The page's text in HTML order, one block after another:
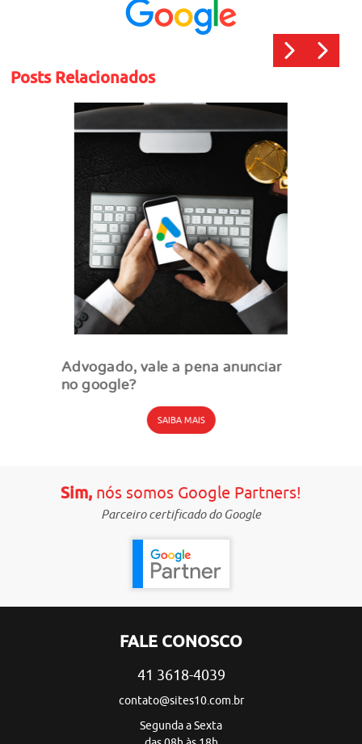
Posts Relacionados
Advogado, vale a pena anunciar
no google?
SAIBA MAIS
Sim,nós somos Google Partners!
Parceiro certificado do Google
FALE CONOSCO
41 3618-4039
contato@sites10.com.br
Segunda a Sexta